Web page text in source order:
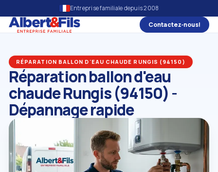
Entreprise familiale depuis 2008
Contactez‑nous!
RÉPARATION BALLON D'EAU CHAUDE RUNGIS (94150)
Réparation ballon d'eau
chaude Rungis (94150) -
Dépannage rapide